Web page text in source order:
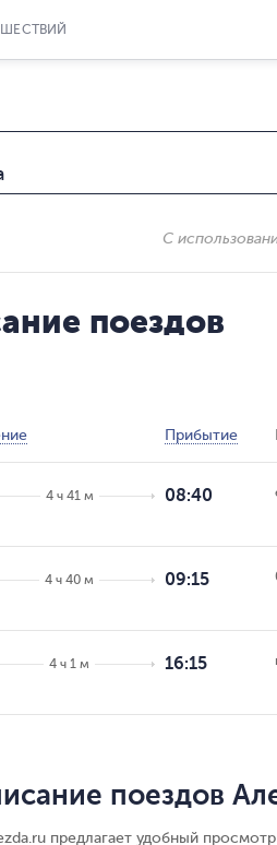
С
поездов
Прибытие
4 ч 41 м 08:40
4 ч 40 м 09:15
4 ч 1 м 16:15
поездов
предлагает удобный